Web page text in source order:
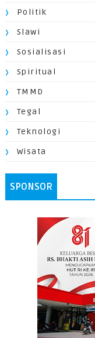
Politik
Slawi
Sosialisasi
Spiritual
TMMD
Tegal
Teknologi
Wisata
SPONSOR